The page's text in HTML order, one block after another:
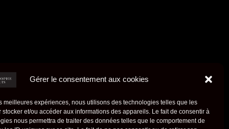
Gérer le consentement aux cookies
meilleures expériences, nous utilisons des technologies telles que les
stocker et/ou accéder aux informations des appareils. Le fait de consentir à
nous permettra de traiter des données telles que le comportement de